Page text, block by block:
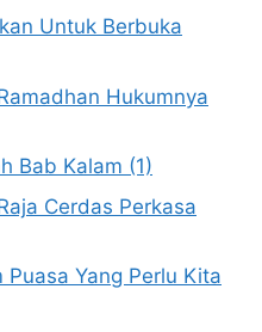
Untuk Berbuka
Hukumnya
Bab Kalam (1)
Cerdas Perkasa
Yang Perlu Kita